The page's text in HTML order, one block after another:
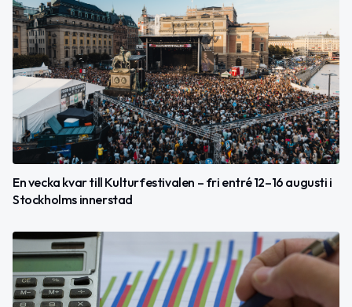
En vecka kvar till Kulturfestivalen – fri entré 12–16 augusti i
Stockholms innerstad